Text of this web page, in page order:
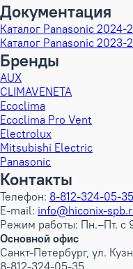
Документация
Каталог Panasonic 2024-
Каталог Panasonic 2023-
Бренды
AUX
CLIMAVENETA
Ecoclima
Ecoclima Pro Vent
Electrolux
Mitsubishi Electric
Panasonic
Контакты
Телефон: 8-812-324-05-35
E-mail: info@hiconix-
Режим работы: Пн.–Пт. с
Основной офис
Санкт-Петербург, ул.
8-812-324-05-35